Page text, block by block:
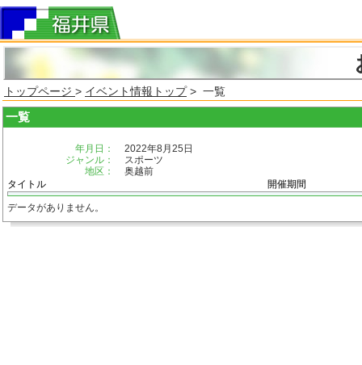
トップページ > イベント情報トップ> 一覧
一覧
年月日：
2022年8月25日
ジャンル：
スポーツ
地区：
奥越前
タイトル
開催期間
データがありません。